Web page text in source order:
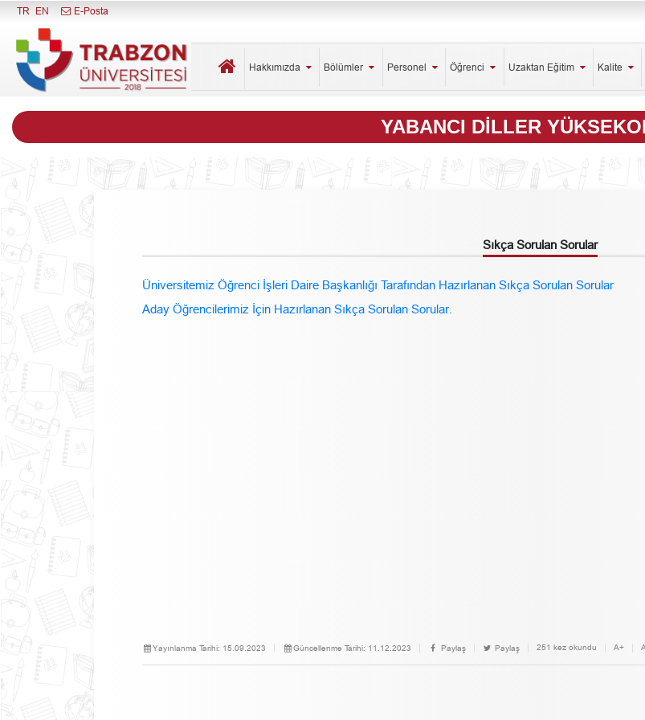
Menüyü Kapat
TR EN E-Posta
Hakkımızda Bölümler Personel Öğrenci Uzaktan Eğitim Kalite
YABANCI DILLER
Sıkça Sorulan Sorular
Üniversitemiz Öğrenci İşleri Daire Başkanlığı Tarafından Hazırlanan Sıkça Sorulan Sorular
Aday Öğrencilerimiz İçin Hazırlanan Sıkça Sorulan Sorular.
Yayınlanma Tarihi: 15.09.2023 Güncellenme Tarihi: 11.12.2023 Paylaş Paylaş 251 kez okundu A+